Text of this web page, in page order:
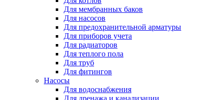
Для мембранных баков
Для насосов
Для предохранительной арматуры
Для приборов учета
Для радиаторов
Для теплого пола
Для труб
Для фитингов
Насосы
Для водоснабжения
Для дренажа и канализации